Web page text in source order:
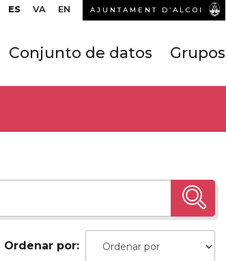
ES VA EN AJUNTAMENT D’ALCOI
Conjunto de datos Grupos
Ordenar por